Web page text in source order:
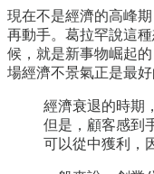
現在不是經濟的高峰
再動手。葛拉罕說這
候，就是新事物崛起
場經濟不景氣正是最好
經濟衰退的時期
但是，顧客感到
可以從中獲利，